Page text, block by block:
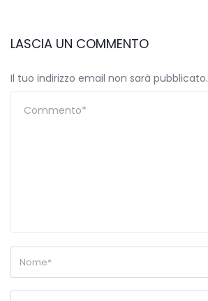
LASCIA UN COMMENTO
Il tuo indirizzo email non sarà pubblicato.